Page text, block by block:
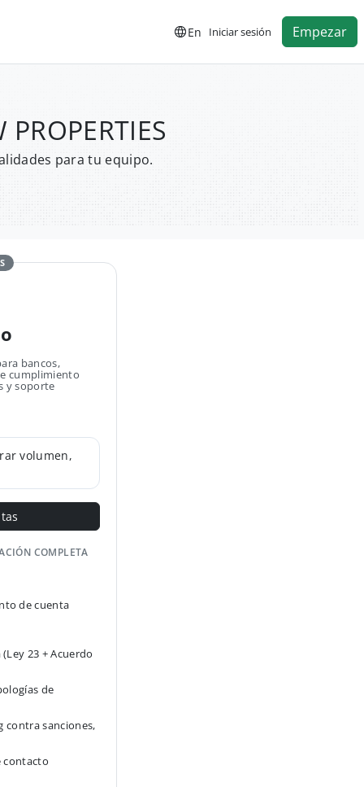
En Iniciar sesión Empezar
para tu equipo.
bancos,
cumplimiento
y soporte
volumen,
COMPLETA
de cuenta
23 + Acuerdo
de
contra sanciones,
contacto